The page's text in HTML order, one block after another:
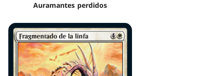
Auramantes perdidos